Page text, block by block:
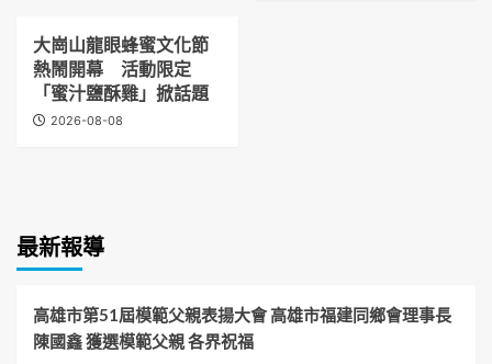
大崗山龍眼蜂蜜文化節
熱鬧開幕 活動限定
「蜜汁鹽酥雞」掀話題
2026-08-08
最新報導
高雄市第51屆模範父親表揚大會 高雄市福建同鄉會理事長
陳國鑫 獲選模範父親 各界祝福